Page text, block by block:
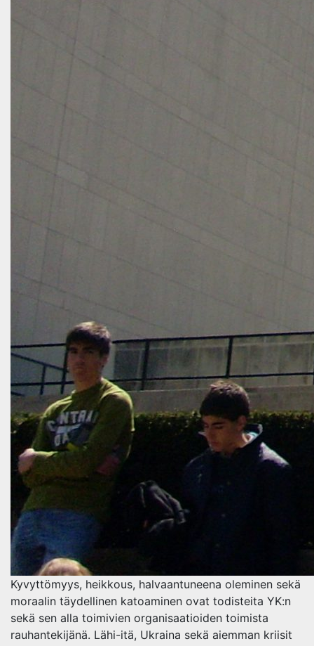
Kyvyttömyys, heikkous, halvaantuneena oleminen sekä
moraalin täydellinen katoaminen ovat todisteita YK:n
sekä sen alla toimivien organisaatioiden toimista
rauhantekijänä. Lähi-itä, Ukraina sekä aiemman kriisit